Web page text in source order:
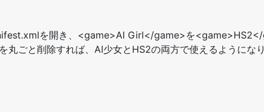
を開き、 <game>AI Girl</game>を
ごと削除すれば、AI少女とHS2の両方で使えるようになり